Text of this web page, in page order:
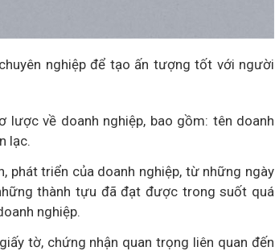
nghiệp để tạo ấn tượng tốt với người
lược về doanh nghiệp, bao gồm: tên doanh
lạc.
phát triển của doanh nghiệp, từ những ngày
thành tựu đã đạt được trong suốt quá
nghiệp.
tờ, chứng nhận quan trọng liên quan đến